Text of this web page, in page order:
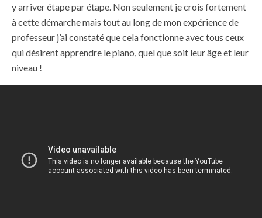
y arriver étape par étape. Non seulement je crois fortement
à cette démarche mais tout au long de mon expérience de
professeur j’ai constaté que cela fonctionne avec tous ceux
qui désirent apprendre le piano, quel que soit leur âge et leur
niveau !